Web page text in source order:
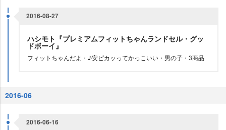
2016-08-27
ハシモト『プレミアムフィットちゃんランドセル・グッ
ドボーイ』
フィットちゃんだよ・♪安ピカッってかっこいい・男の子・3商品
2016-06
2016-06-16